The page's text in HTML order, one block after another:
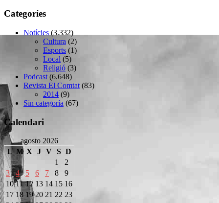
Categoríes
Notícies (3.332)
Cultura (2)
Esports (1)
Local (5)
Religió (3)
Podcast (6.648)
Revista El Comtat (83)
2014 (9)
Sin categoría (67)
Calendari
agosto 2026
L M X J V S D
1
2
3
4 5 6 7 8
9
10 11 12 13 14 15 16
17 18 19 20 21 22 23